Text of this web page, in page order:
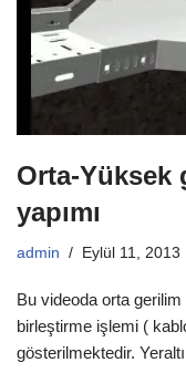
Orta-Yüksek
yapımı
admin Eylül 11, 2013
Bu videoda orta
birleştirme işlemi (
gösterilmektedir.